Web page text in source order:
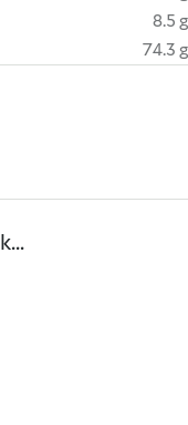
8.5 g
74.3 g